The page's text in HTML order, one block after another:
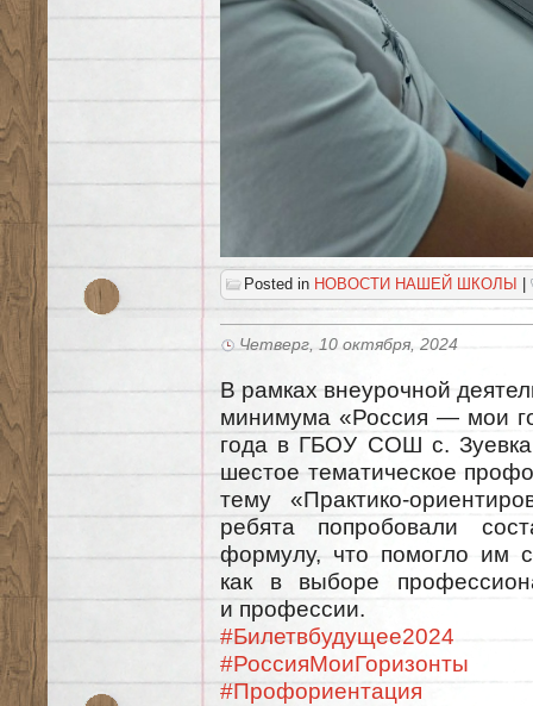
Posted in НОВОСТИ НАШЕЙ ШКОЛЫ |
Четверг, 10 октября, 2024
В рамках внеурочной
минимума «Россия — мои
года в ГБОУ СОШ с.
шестое тематическое
тему «Практико-
ребята попробовали
формулу, что помогло им
как в выборе
и профессии.
#Билетвбудущее2024
#РоссияМоиГоризонты
#Профориентация